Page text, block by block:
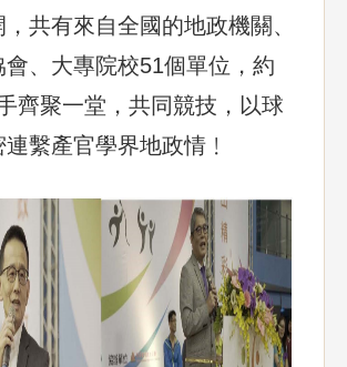
共有來自全國的地政機關、
會、大專院校51個單位，約
齊聚一堂，共同競技，以球
繫產官學界地政情﹗